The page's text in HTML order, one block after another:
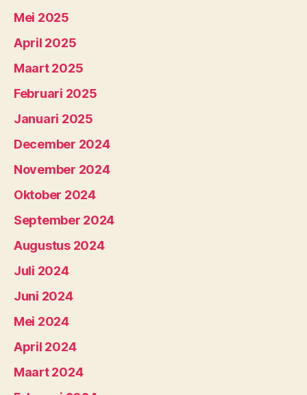
Mei 2025
April 2025
Maart 2025
Februari 2025
Januari 2025
December 2024
November 2024
Oktober 2024
September 2024
Augustus 2024
Juli 2024
Juni 2024
Mei 2024
April 2024
Maart 2024